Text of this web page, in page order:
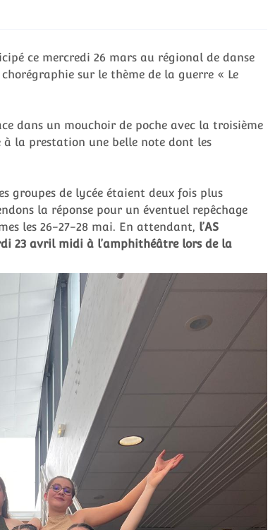
ce mercredi 26 mars au régional de danse
sur le thème de la guerre « Le
dans un mouchoir de poche avec la troisième
la prestation une belle note dont les
groupes de lycée étaient deux fois plus
la réponse pour un éventuel repêchage
les 26-27-28 mai. En attendant, l’AS
23 avril midi à l’amphithéâtre lors de la